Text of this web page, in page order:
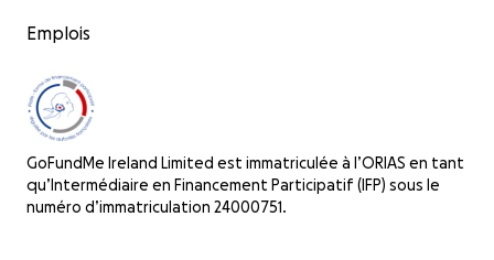
Emplois
GoFundMe Ireland Limited est immatriculée à l’ORIAS en tant
qu’Intermédiaire en Financement Participatif (IFP) sous le
numéro d’immatriculation 24000751.